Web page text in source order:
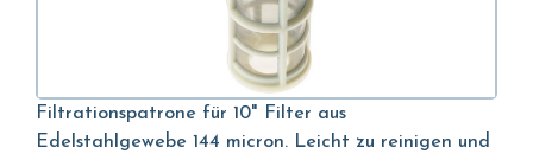
Filtrationspatrone für 10" Filter aus
Edelstahlgewebe 144 micron. Leicht zu reinigen und